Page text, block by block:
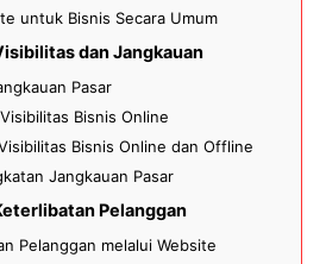
untuk Bisnis Secara Umum
dan Jangkauan
Pasar
Bisnis Online
Bisnis Online dan Offline
Jangkauan Pasar
Pelanggan
Pelanggan melalui Website